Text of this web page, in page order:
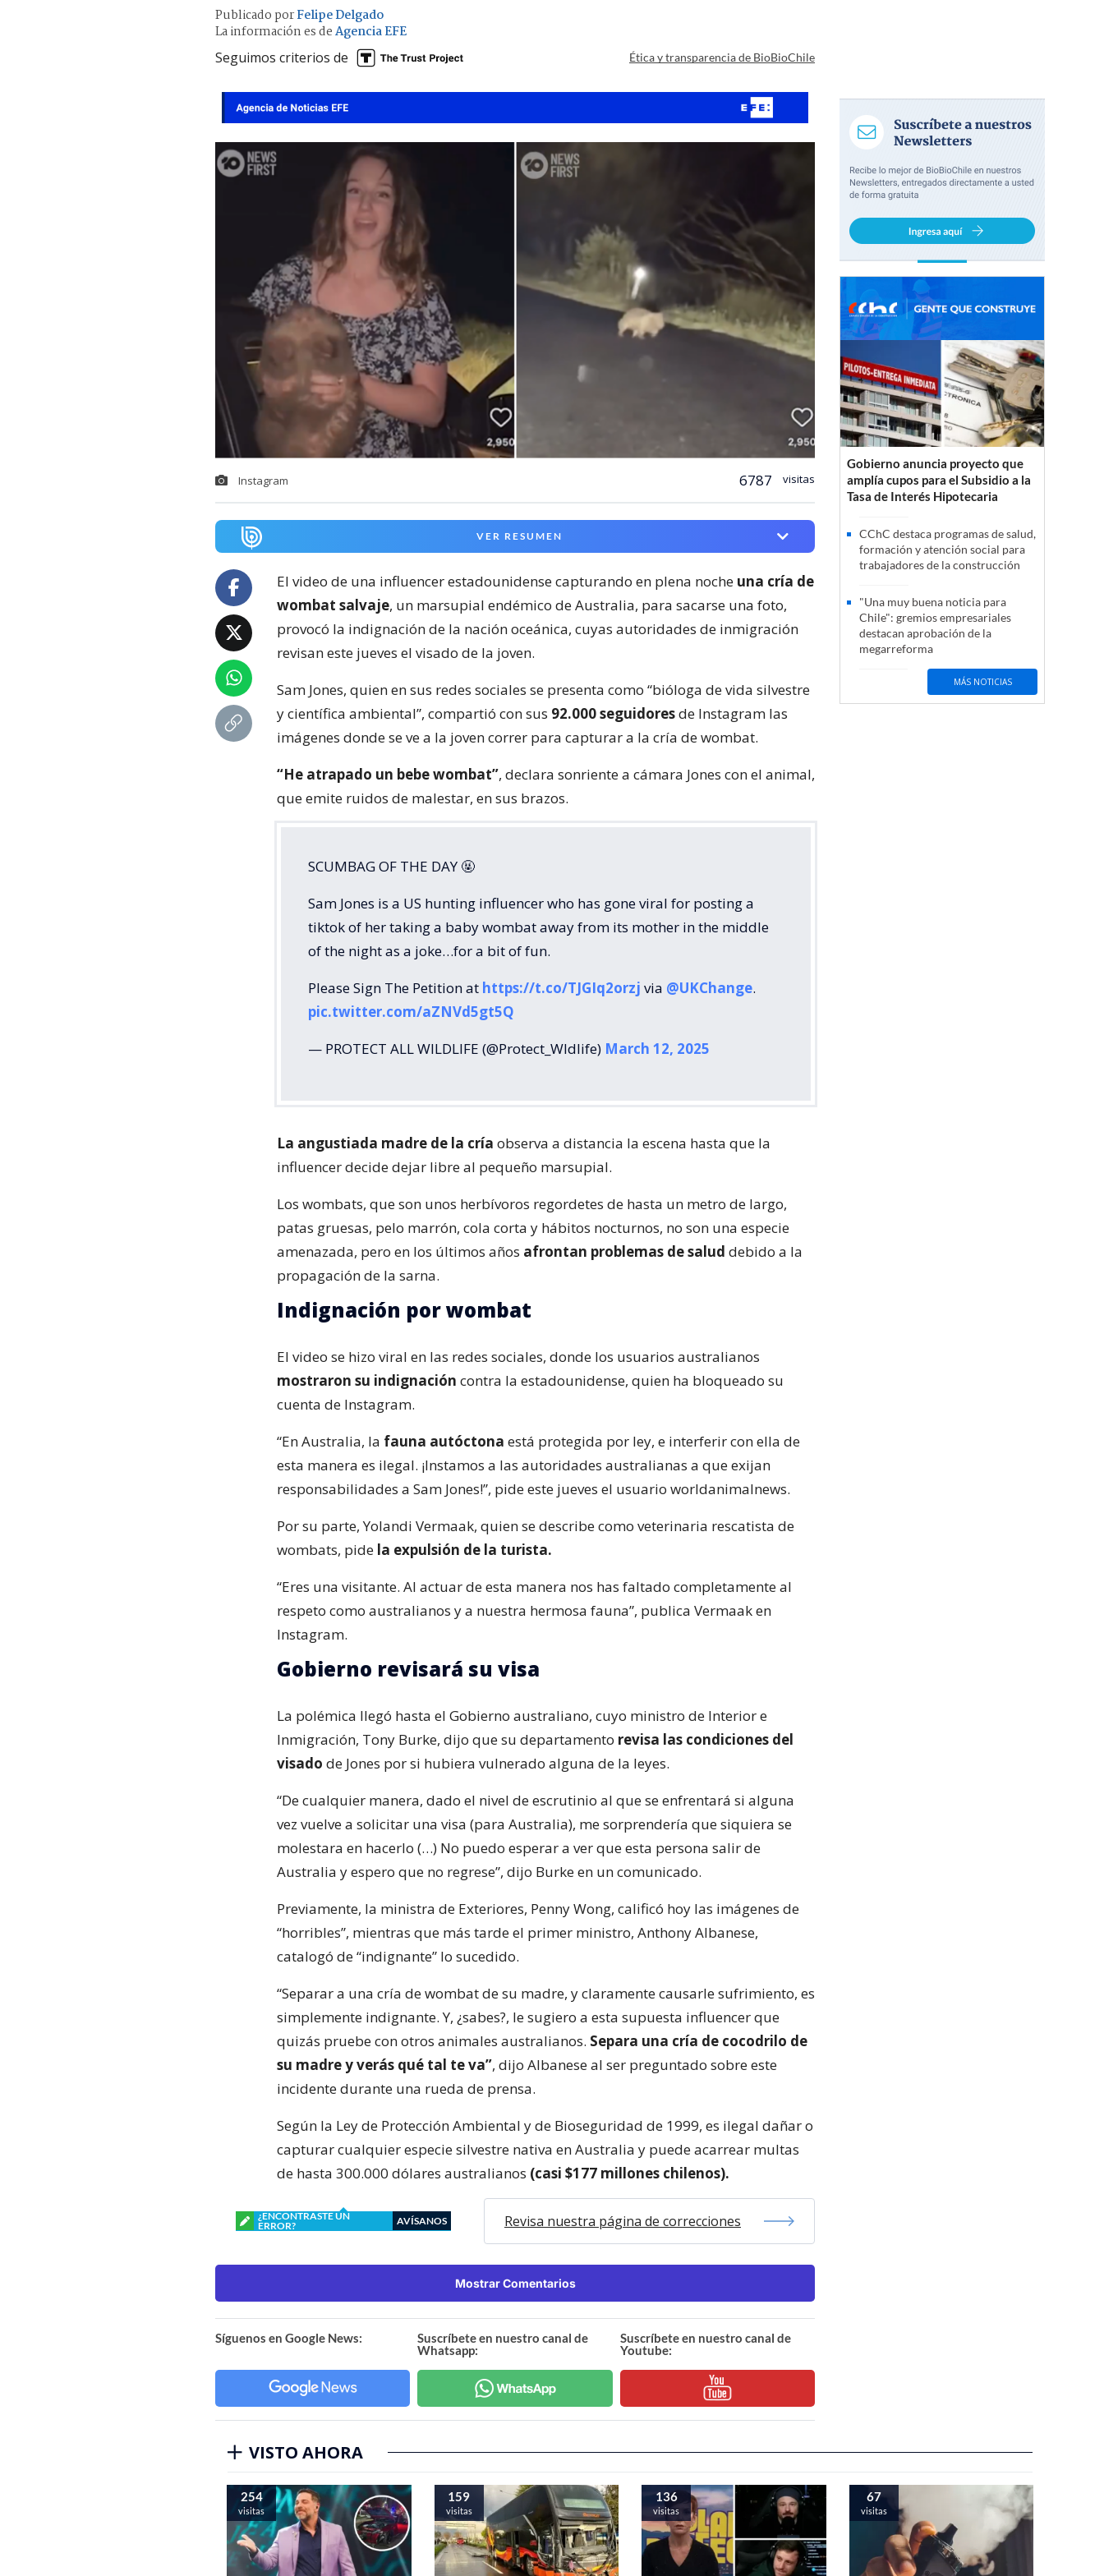
Publicado porFelipe Delgado
La información es deAgencia EFE
Seguimos criterios de Ética y transparencia de BioBioChile
Instagram 6787 visitas
VER RESUMEN
El video de una influencer estadounidense capturando en plena noche una cría de
wombat salvaje, un marsupial endémico de Australia, para sacarse una foto,
provocó la indignación de la nación oceánica, cuyas autoridades de inmigración
revisan este jueves el visado de la joven.
Sam Jones, quien en sus redes sociales se presenta como “bióloga de vida silvestre
y científica ambiental”, compartió con sus 92.000 seguidoresde Instagram las
imágenes donde se ve a la joven correr para capturar a la cría de wombat.
“He atrapado un bebe wombat”, declara sonriente a cámara Jones con el animal,
que emite ruidos de malestar, en sus brazos.
SCUMBAG OF THE DAY 🤬
Sam Jones is a US hunting influencer who has gone viral for posting a
tiktok of her taking a baby wombat away from its mother in the middle
of the night as a joke…for a bit of fun.
Please Sign The Petition at https://t.co/TJGIq2orzj via @UKChange.
pic.twitter.com/aZNVd5gt5Q
— PROTECT ALL WILDLIFE (@Protect_Wldlife) March 12, 2025
La angustiada madre de la cría observa a distancia la escena hasta que la
influencer decide dejar libre al pequeño marsupial.
Los wombats, que son unos herbívoros regordetes de hasta un metro de largo,
patas gruesas, pelo marrón, cola corta y hábitos nocturnos, no son una especie
amenazada, pero en los últimos años afrontan problemas de salud debido a la
propagación de la sarna.
Indignación por wombat
El video se hizo viral en las redes sociales, donde los usuarios australianos
mostraron su indignación contra la estadounidense, quien ha bloqueado su
cuenta de Instagram.
“En Australia, la fauna autóctona está protegida por ley, e interferir con ella de
esta manera es ilegal. ¡Instamos a las autoridades australianas a que exijan
responsabilidades a Sam Jones!”, pide este jueves el usuario worldanimalnews.
Por su parte, Yolandi Vermaak, quien se describe como veterinaria rescatista de
wombats, pide la expulsión de la turista.
“Eres una visitante. Al actuar de esta manera nos has faltado completamente al
respeto como australianos y a nuestra hermosa fauna”, publica Vermaak en
Instagram.
Gobierno revisará su visa
La polémica llegó hasta el Gobierno australiano, cuyo ministro de Interior e
Inmigración, Tony Burke, dijo que su departamento revisa las condiciones del
visado de Jones por si hubiera vulnerado alguna de la leyes.
“De cualquier manera, dado el nivel de escrutinio al que se enfrentará si alguna
vez vuelve a solicitar una visa (para Australia), me sorprendería que siquiera se
molestara en hacerlo (…) No puedo esperar a ver que esta persona salir de
Australia y espero que no regrese”, dijo Burke en un comunicado.
Previamente, la ministra de Exteriores, Penny Wong, calificó hoy las imágenes de
“horribles”, mientras que más tarde el primer ministro, Anthony Albanese,
catalogó de “indignante” lo sucedido.
“Separar a una cría de wombat de su madre, y claramente causarle sufrimiento, es
simplemente indignante. Y, ¿sabes?, le sugiero a esta supuesta influencer que
quizás pruebe con otros animales australianos. Separa una cría de cocodrilo de
su madre y verás qué tal te va”, dijo Albanese al ser preguntado sobre este
incidente durante una rueda de prensa.
Según la Ley de Protección Ambiental y de Bioseguridad de 1999, es ilegal dañar o
capturar cualquier especie silvestre nativa en Australia y puede acarrear multas
de hasta 300.000 dólares australianos (casi $177 millones chilenos).
¿ENCONTRASTE UN
ERROR?
AVÍSANOS Revisa nuestra página de correcciones
Mostrar Comentarios
Síguenos en Google News:
Suscríbete en nuestro canal de
Whatsapp:
Suscríbete en nuestro canal de
Youtube:
Gobierno anuncia proyecto que
amplía cupos para el Subsidio a la
Tasa de Interés Hipotecaria
CChC destaca programas de salud,
formación y atención social para
trabajadores de la construcción
"Una muy buena noticia para
Chile": gremios empresariales
destacan aprobación de la
megarreforma
MÁS NOTICIAS
VISTO AHORA
254
visitas
159
visitas
136
visitas
67
visitas